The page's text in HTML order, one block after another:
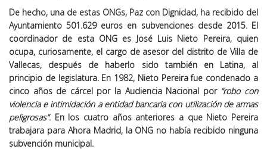
De hecho, una de estas ONGs, Paz con Dignidad, ha recibido del
Ayuntamiento 501.629 euros en subvenciones desde 2015. El
coordinador de esta ONG es José Luis Nieto Pereira, quien
ocupa, curiosamente, el cargo de asesor del distrito de Villa de
Vallecas, después de haberlo sido también en Latina, al
principio de legislatura. En 1982, Nieto Pereira fue condenado a
cinco años de cárcel por la Audiencia Nacional por “robo con
violencia e intimidación a entidad bancaria con utilización de armas
peligrosas”. En los cuatro años anteriores a que Nieto Pereira
trabajara para Ahora Madrid, la ONG no había recibido ninguna
subvención municipal.